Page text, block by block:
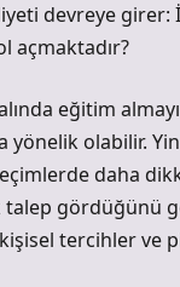
devreye
açmaktadır?
eğitim
olabilir.
daha
talep gördüğünü
tercihler ve